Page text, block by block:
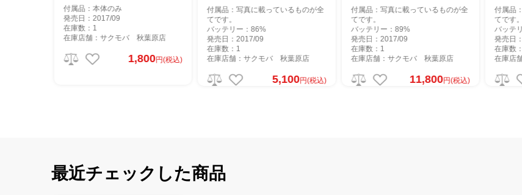
サクモバ 秋葉原店
円(税込)
付属品：写真に載っているものが全
てです。
発売日：2017/09
在庫店舗：サクモバ 秋葉原店
円(税込)
付属品：写真に載っているものが全
バッテリー：89%
発売日：2017/09
在庫店舗：サクモバ 秋葉原店
11,800 円(税込)
付属品：写真に載っているものが全
バッテリー：94%
発売日：2017/09
在庫店舗：サクモバ 秋葉原店
10,300 円(税込)
最近チェックした商品